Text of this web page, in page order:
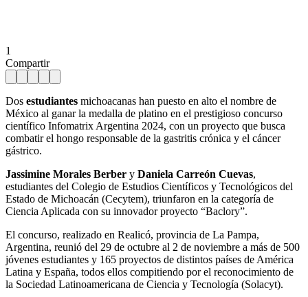
1
Compartir
Dos estudiantes michoacanas han puesto en alto el nombre de
México al ganar la medalla de platino en el prestigioso concurso
científico Infomatrix Argentina 2024, con un proyecto que busca
combatir el hongo responsable de la gastritis crónica y el cáncer
gástrico.
Jassimine Morales Berber y Daniela Carreón Cuevas,
estudiantes del Colegio de Estudios Científicos y Tecnológicos del
Estado de Michoacán (Cecytem), triunfaron en la categoría de
Ciencia Aplicada con su innovador proyecto “Baclory”.
El concurso, realizado en Realicó, provincia de La Pampa,
Argentina, reunió del 29 de octubre al 2 de noviembre a más de 500
jóvenes estudiantes y 165 proyectos de distintos países de América
Latina y España, todos ellos compitiendo por el reconocimiento de
la Sociedad Latinoamericana de Ciencia y Tecnología (Solacyt).